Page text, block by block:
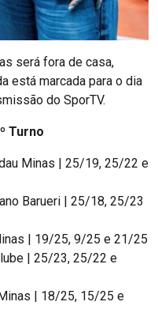
será fora de casa,
está marcada para o dia
do SporTV.
Turno
Minas | 25/19, 25/22 e
Barueri | 25/18, 25/23
| 19/25, 9/25 e 21/25
| 25/23, 25/22 e
| 18/25, 15/25 e